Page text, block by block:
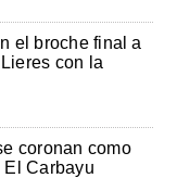
el broche final a
con la
coronan como
El Carbayu